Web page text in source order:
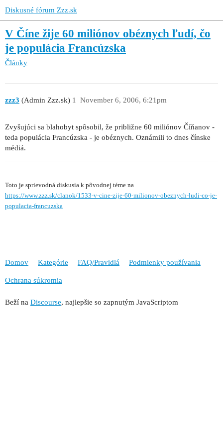
Diskusné fórum Zzz.sk
V Číne žije 60 miliónov obéznych ľudí, čo
je populácia Francúzska
Články
zzz3 (Admin Zzz.sk) November 6, 2006, 6:21pm
1
Zvyšujúci sa blahobyt spôsobil, že približne 60 miliónov Číňanov -
teda populácia Francúzska - je obéznych. Oznámili to dnes čínske
médiá.
Toto je sprievodná diskusia k pôvodnej téme na
https://www.zzz.sk/clanok/1533-v-cine-zije-60-milionov-obeznych-ludi-co-je-
populacia-francuzska
Domov Kategórie FAQ/Pravidlá Podmienky používania
Ochrana súkromia
Beží na Discourse, najlepšie so zapnutým JavaScriptom